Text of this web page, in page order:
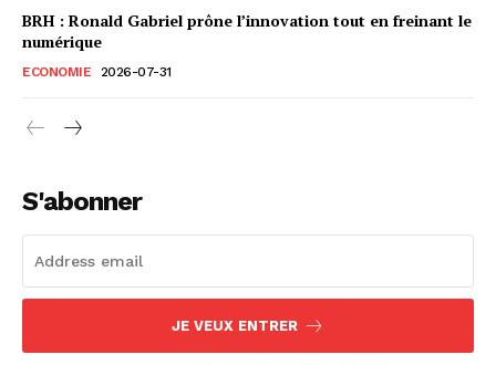
BRH : Ronald Gabriel prône l’innovation tout en freinant le
numérique
ECONOMIE 2026-07-31
S'abonner
JE VEUX ENTRER